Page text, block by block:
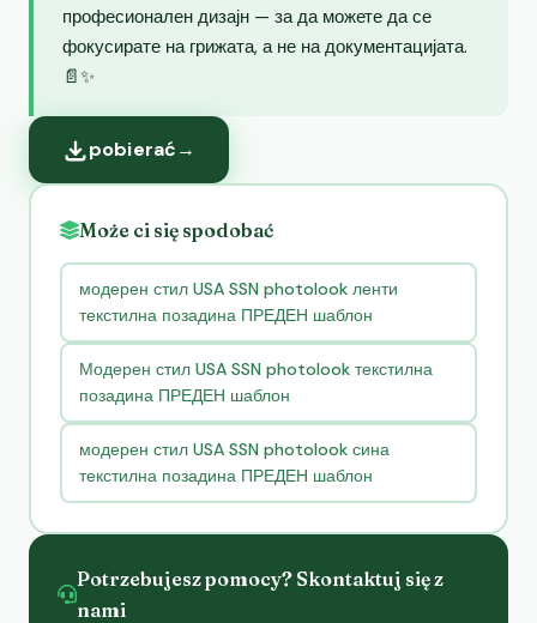
професионален дизајн — за да можете да се
фокусирате на грижата, а не на документацијата.
📄✨
pobierać→
Może ci się spodobać
модерен стил USA SSN photolook ленти
текстилна позадина ПРЕДЕН шаблон
Модерен стил USA SSN photolook текстилна
позадина ПРЕДЕН шаблон
модерен стил USA SSN photolook сина
текстилна позадина ПРЕДЕН шаблон
Potrzebujesz pomocy? Skontaktuj się z
nami